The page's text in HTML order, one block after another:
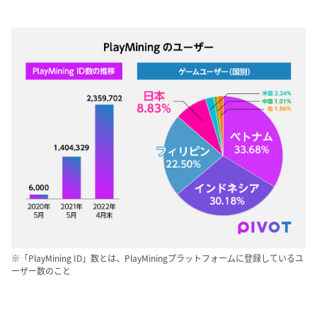
※「PlayMining ID」数とは、PlayMiningプラットフォームに登録しているユ
ーザー数のこと